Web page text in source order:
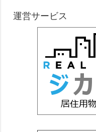
運営サービス